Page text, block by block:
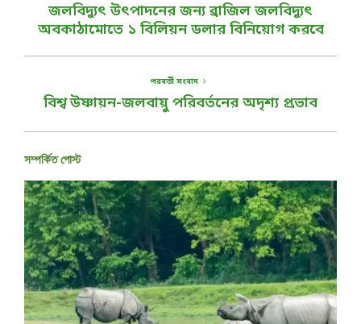
জলবিদ্যুৎ উৎপাদনের জন্য ব্রাজিল জলবিদ্যুৎ
অবকাঠামোতে ১ বিলিয়ন ডলার বিনিয়োগ করবে
পরবর্তী সংবাদ
বিশ্ব উষ্ণায়ন-জলবায়ু পরিবর্তনের অদৃশ্য প্রভাব
সম্পর্কিত পোস্ট